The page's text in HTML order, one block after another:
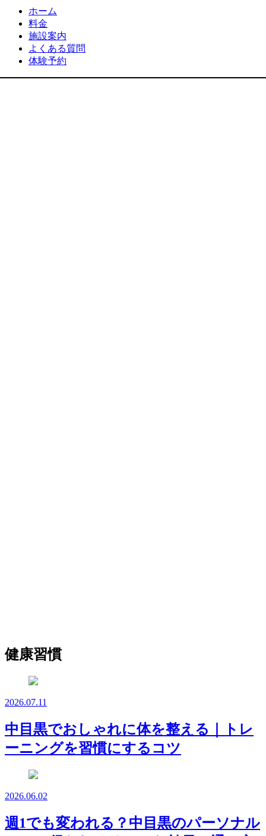
ホーム
料金
施設案内
よくある質問
体験予約
健康習慣
2026.07.11
中目黒でおしゃれに体を整える｜トレ
ーニングを習慣にするコツ
2026.06.02
週1でも変われる？中目黒のパーソナル